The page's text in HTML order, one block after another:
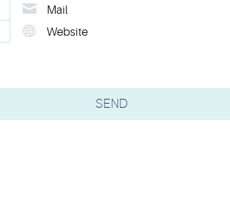
Mail
Website